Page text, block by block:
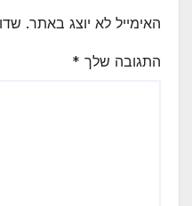
האימייל לא יוצג באתר.
התגובה שלך *